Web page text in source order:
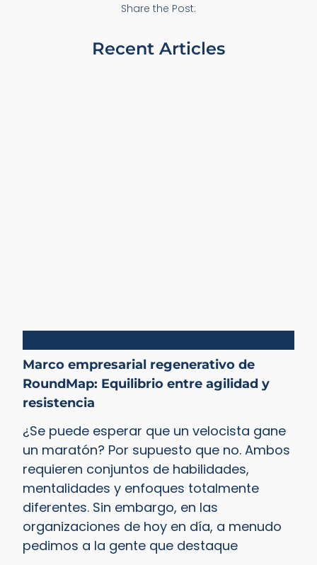
Share the Post:
Recent Articles
Marco empresarial regenerativo de
RoundMap: Equilibrio entre agilidad y
resistencia
¿Se puede esperar que un velocista gane
un maratón? Por supuesto que no. Ambos
requieren conjuntos de habilidades,
mentalidades y enfoques totalmente
diferentes. Sin embargo, en las
organizaciones de hoy en día, a menudo
pedimos a la gente que destaque